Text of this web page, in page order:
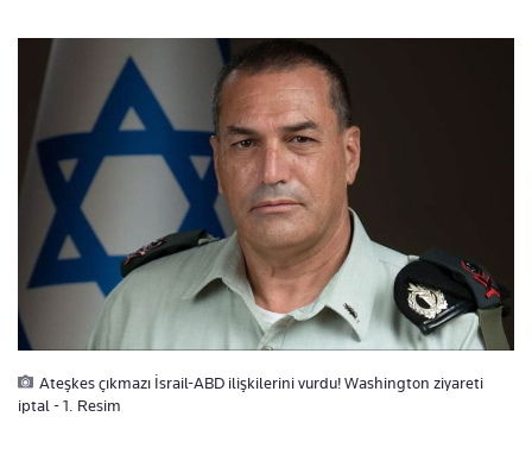
Ateşkes çıkmazı İsrail-ABD ilişkilerini vurdu! Washington ziyareti
iptal - 1. Resim